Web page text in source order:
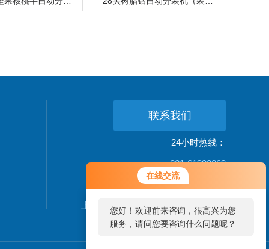
在线交流
您好！欢迎前来咨询，很高兴为您
服务，请问您要咨询什么问题呢？
您好，看您停留很久了，是否找到
了需求产品，您可以直接在线与我
联系我们
24小时热线：
021-61993269
公司地址：
上海松江新桥镇新中街199弄24-26号